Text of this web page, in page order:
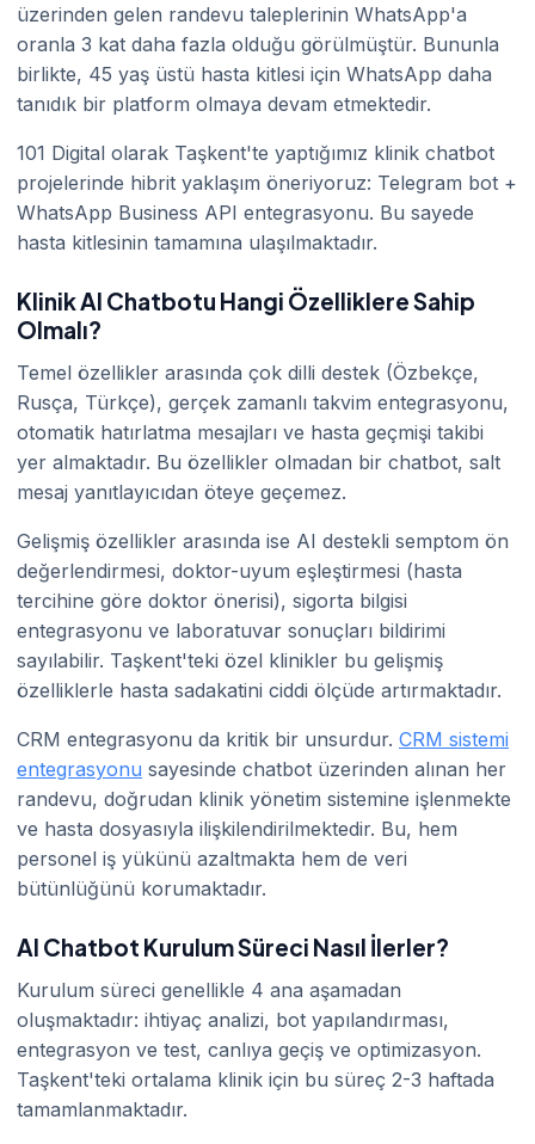
üzerinden gelen randevu taleplerinin WhatsApp'a
oranla 3 kat daha fazla olduğu görülmüştür. Bununla
birlikte, 45 yaş üstü hasta kitlesi için WhatsApp daha
tanıdık bir platform olmaya devam etmektedir.
101 Digital olarak Taşkent'te yaptığımız klinik chatbot
projelerinde hibrit yaklaşım öneriyoruz: Telegram bot +
WhatsApp Business API entegrasyonu. Bu sayede
hasta kitlesinin tamamına ulaşılmaktadır.
Klinik AI Chatbotu Hangi Özelliklere Sahip
Olmalı?
Temel özellikler arasında çok dilli destek (Özbekçe,
Rusça, Türkçe), gerçek zamanlı takvim entegrasyonu,
otomatik hatırlatma mesajları ve hasta geçmişi takibi
yer almaktadır. Bu özellikler olmadan bir chatbot, salt
mesaj yanıtlayıcıdan öteye geçemez.
Gelişmiş özellikler arasında ise AI destekli semptom ön
değerlendirmesi, doktor-uyum eşleştirmesi (hasta
tercihine göre doktor önerisi), sigorta bilgisi
entegrasyonu ve laboratuvar sonuçları bildirimi
sayılabilir. Taşkent'teki özel klinikler bu gelişmiş
özelliklerle hasta sadakatini ciddi ölçüde artırmaktadır.
CRM entegrasyonu da kritik bir unsurdur. CRM sistemi
entegrasyonu sayesinde chatbot üzerinden alınan her
randevu, doğrudan klinik yönetim sistemine işlenmekte
ve hasta dosyasıyla ilişkilendirilmektedir. Bu, hem
personel iş yükünü azaltmakta hem de veri
bütünlüğünü korumaktadır.
AI Chatbot Kurulum Süreci Nasıl İlerler?
Kurulum süreci genellikle 4 ana aşamadan
oluşmaktadır: ihtiyaç analizi, bot yapılandırması,
entegrasyon ve test, canlıya geçiş ve optimizasyon.
Taşkent'teki ortalama klinik için bu süreç 2-3 haftada
tamamlanmaktadır.